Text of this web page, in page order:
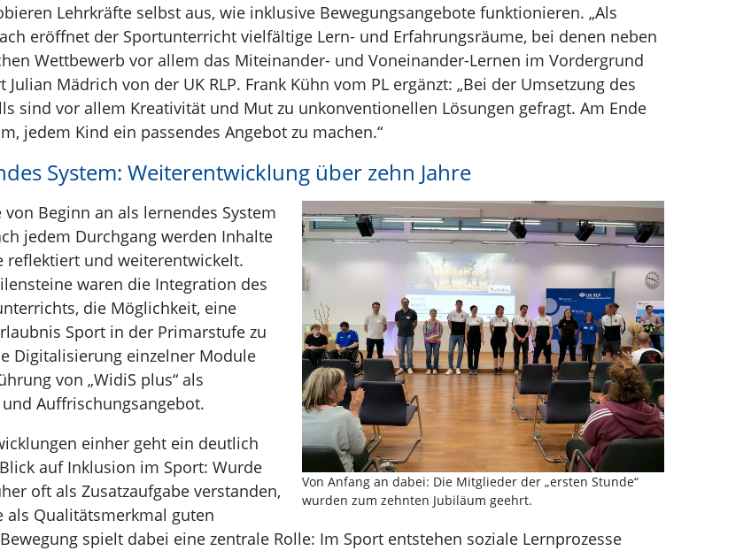
Lehrkräfte selbst aus, wie inklusive Bewegungsangebote funktionieren. „Als
eröffnet der Sportunterricht vielfältige Lern- und Erfahrungsräume, bei denen neben
Wettbewerb vor allem das Miteinander- und Voneinander-Lernen im Vordergrund
Julian Mädrich von der UK RLP. Frank Kühn vom PL ergänzt: „Bei der Umsetzung des
sind vor allem Kreativität und Mut zu unkonventionellen Lösungen gefragt. Am Ende
jedem Kind ein passendes Angebot zu machen.“
System: Weiterentwicklung über zehn Jahre
Von Anfang an dabei: Die Mitglieder der „ersten Stunde“
wurden zum zehnten Jubiläum geehrt.
Beginn an als lernendes System
jedem Durchgang werden Inhalte
reflektiert und weiterentwickelt.
waren die Integration des
die Möglichkeit, eine
Sport in der Primarstufe zu
Digitalisierung einzelner Module
von „WidiS plus“ als
Auffrischungsangebot.
einher geht ein deutlich
auf Inklusion im Sport: Wurde
oft als Zusatzaufgabe verstanden,
als Qualitätsmerkmal guten
spielt dabei eine zentrale Rolle: Im Sport entstehen soziale Lernprozesse